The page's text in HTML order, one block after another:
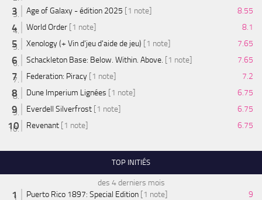
Age of Galaxy - édition 2025 [1 note]
8.55
World Order [1 note]
8.1
Xenology (+ Vin d'jeu d'aide de jeu) [1 note]
7.65
Schackleton Base: Below. Within. Above. [1 note]
7.65
Federation: Piracy [1 note]
7.2
Dune Imperium Lignées [1 note]
6.75
Everdell Silverfrost [1 note]
6.75
Revenant [1 note] 6.75
TOP INITIÉS
des 4 derniers mois
Puerto Rico 1897: Special Edition [1 note] 9